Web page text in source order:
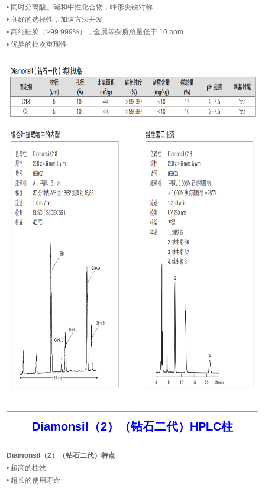
• 同时分离酸、碱和中性化合物，峰形尖锐对称
• 良好的选择性，加速方法开发
• 高纯硅胶（>99.999%），金属等杂质总量低于 10 ppm
• 优异的批次重现性
Diamonsil（2）（钻石二代）HPLC柱
Diamonsil （2）
（钻石二代）特点
• 超高的柱效
• 超长的使用寿命